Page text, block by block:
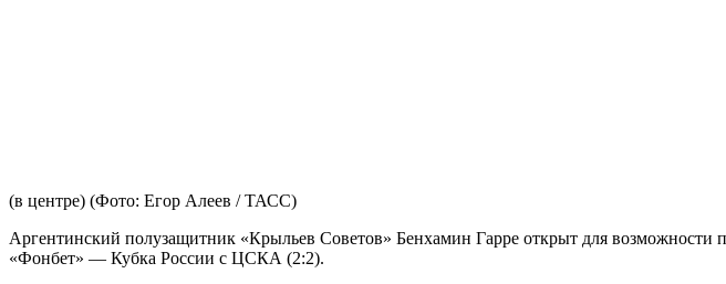
(в центре) (Фото: Егор Алеев / ТАСС)
Аргентинский полузащитник «Крыльев Советов» Бенхамин Гарре открыт для возможности
«Фонбет» — Кубка России с ЦСКА (2:2).